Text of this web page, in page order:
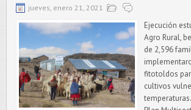
jueves, enero 21, 2021
Ejecución
Agro Rural,
de 2,596
fitotoldos
cultivos